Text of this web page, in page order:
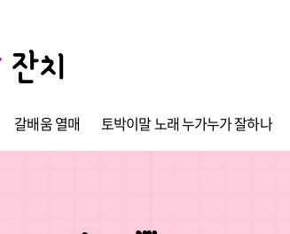
잔치
갈배움 열매 토박이말 노래 누가누가 잘하나